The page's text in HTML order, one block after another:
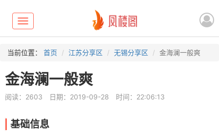
Toggle
navigation
当前位置： 首页 江苏分享区 无锡分享区 金海澜一般爽
金海澜一般爽
阅读：2603 日期：2019-09-28 时间：22:06:13
基础信息